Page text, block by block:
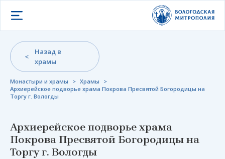
Открыть меню
Монастыри и храмы > Храмы
>
Архиерейское подворье храма Покрова Пресвятой Богородицы на
Торгу г. Вологды
Назад в
храмы
Архиерейское подворье храма
Покрова Пресвятой Богородицы на
Торгу г. Вологды